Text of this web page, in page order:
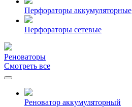
Перфораторы аккумуляторные
Перфораторы сетевые
Реноваторы
Смотреть все
Реноватор аккумуляторный